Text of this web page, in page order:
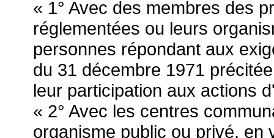
« 1° Avec des membres des
réglementées ou leurs
personnes répondant aux
du 31 décembre 1971
leur participation aux actions
« 2° Avec les centres
organisme public ou privé, en